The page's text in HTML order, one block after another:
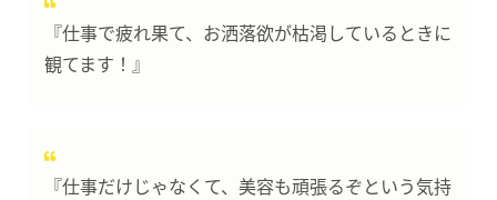
『仕事で疲れ果て、お洒落欲が枯渇しているときに
観てます！』
『仕事だけじゃなくて、美容も頑張るぞという気持